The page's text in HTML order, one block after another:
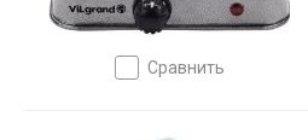
сравнить